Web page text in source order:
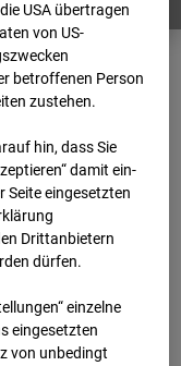
Archiv
- BV-
Amsterdam
USA übertragen
von US-
betroffenen Person
zustehen.
hin, dass Sie
damit ein­
Seite eingesetzten
Drittanbietern
dürfen.
einzelne
eingesetzten
von unbedingt